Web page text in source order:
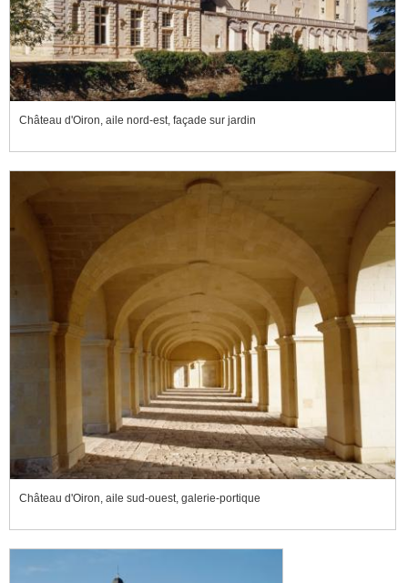
Château d'Oiron, aile nord-est, façade sur jardin
Château d'Oiron, aile sud-ouest, galerie-portique